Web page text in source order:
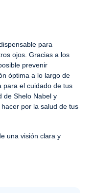
para
ojos. Gracias a los
prevenir
óptima a lo largo de
para el cuidado de tus
de Shelo Nabel y
por la salud de tus
una visión clara y